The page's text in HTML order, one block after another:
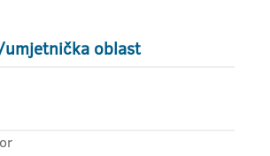
umjetnička oblast